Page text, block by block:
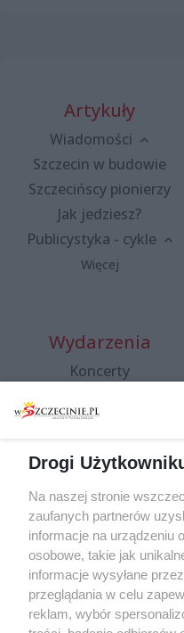
Artykuły
Wiadomości
Szczecin w budowie
Szczecińscy pionierzy
Jak jedziesz?
Publicystyka - cykle
Więcej
Wydarzenia
Koncerty
Spacery i oprowadzania
targi
Wernisaże
Więcej
Drogi
Na naszej stronie
zaufanych partnerów
informacje na urządzeniu
osobowe, takie jak
informacje wysyłane
przeglądania w celu
reklam, wybór